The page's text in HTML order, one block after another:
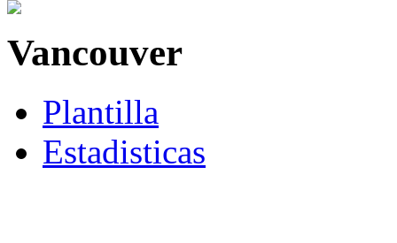
Vancouver
Plantilla
Estadisticas